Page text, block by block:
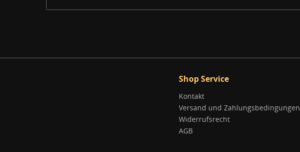
Shop Service
Kontakt
Versand und Zahlungsbedingungen
Widerrufsrecht
AGB